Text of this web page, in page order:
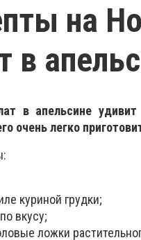
на
в
в апельсине
очень легко
куриной грудки;
вкусу;
ложки